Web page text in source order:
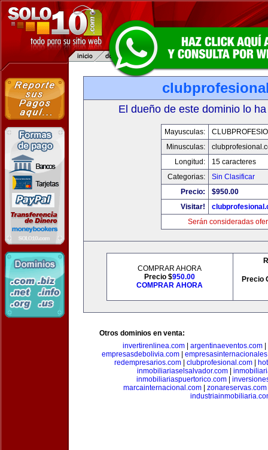
El dueño de este dominio lo
Mayusculas:
Minusculas:
Longitud:
15 caracteres
Categorias:
Sin Clasificar
Precio:
$950.00
Visitar!
Serán consideradas
COMPRAR AHORA
Precio $950.00
COMPRAR AHORA
Precio
Otros dominios en venta:
invertirenlinea.com| argentinaeventos.com|
empresasdebolivia.com|
redempresarios.com
clubprofesional.com
inmobiliariaselsalvador.com|
inmobiliariaspuertorico.com
marcainternacional.com| zonareservas.com